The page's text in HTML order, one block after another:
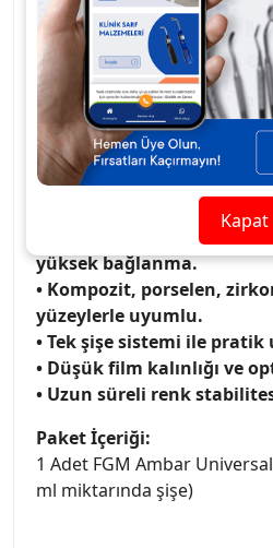
Kompozit rezinler, rezin
kuron, köprü, porselen ve
ile mükemmel uyum
uygulamalarda kolay
ve optimum akışkanlık sunar.
• Tüm bağlama teknikleri
• APS teknolojisi ile farklı
yüksek bağlanma.
• Kompozit, porselen,
yüzeylerle uyumlu.
• Tek şişe sistemi ile
• Düşük film kalınlığı ve
• Uzun süreli renk
Paket İçeriği:
1 Adet FGM Ambar
ml miktarında şişe)
Kapat